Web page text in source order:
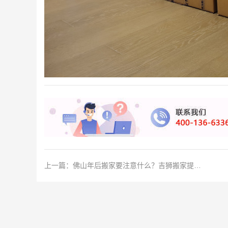
上一篇： 佛山年后搬家要注意什么？吉狮搬家提醒您4点！